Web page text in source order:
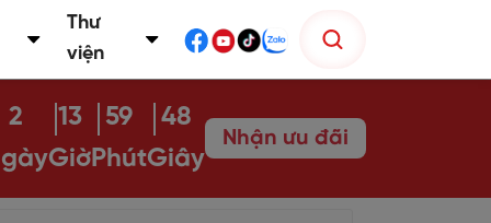
Thư
viện
2
13
Giờ
59
Phút
47
Giây
Nhận ưu đãi